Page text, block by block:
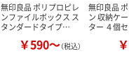
無印良品 ポリプロピレ
ンファイルボックス ス
タンダードタイプ…
￥590～（税込）
無印良品
ン 収納ケ
ター ４個